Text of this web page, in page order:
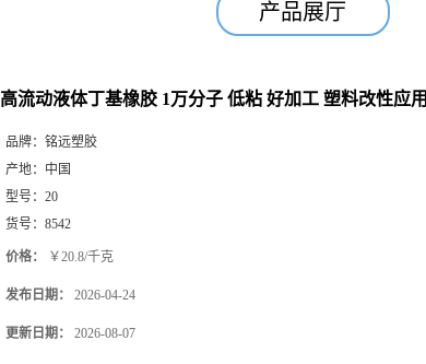
产品展厅
高流动液体丁基橡胶 1万分子 低粘 好加工 塑料改性应用
品牌： 铭远塑胶
产地： 中国
型号： 20
货号： 8542
价格： ￥20.8/千克
发布日期： 2026-04-24
更新日期： 2026-08-07